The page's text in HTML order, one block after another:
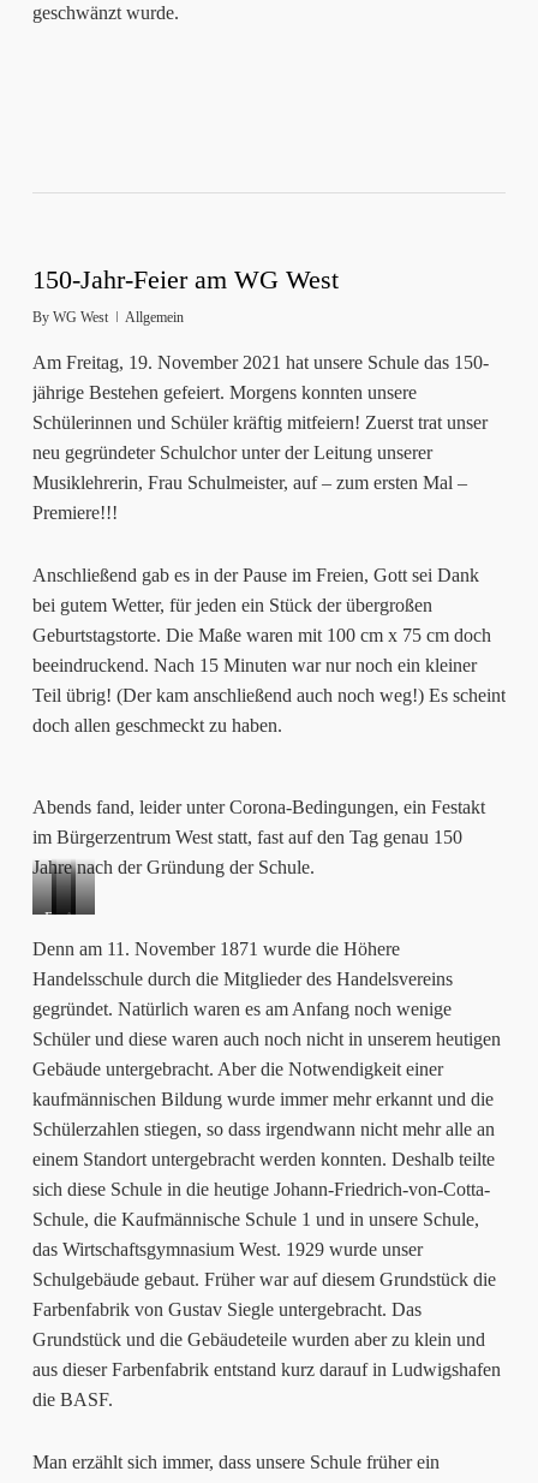
geschwänzt wurde.
150-Jahr-Feier am WG West
By WG West Allgemein
Am Freitag, 19. November 2021 hat unsere Schule das 150-
jährige Bestehen gefeiert. Morgens konnten unsere
Schülerinnen und Schüler kräftig mitfeiern! Zuerst trat unser
neu gegründeter Schulchor unter der Leitung unserer
Musiklehrerin, Frau Schulmeister, auf – zum ersten Mal –
Premiere!!!
Anschließend gab es in der Pause im Freien, Gott sei Dank
bei gutem Wetter, für jeden ein Stück der übergroßen
Geburtstagstorte. Die Maße waren mit 100 cm x 75 cm doch
beeindruckend. Nach 15 Minuten war nur noch ein kleiner
Teil übrig! (Der kam anschließend auch noch weg!) Es scheint
doch allen geschmeckt zu haben.
Abends fand, leider unter Corona-Bedingungen, ein Festakt
im Bürgerzentrum West statt, fast auf den Tag genau 150
Jahre nach der Gründung der Schule.
Das
Publikum,
mit
Maske
und
Abstand.
Auftritt:
Unser
Schulchor!
Frau
Aras
(Präsidentin
des
Landtags
Baden-
Württemberg)
von
links
nach
rechts:
Herr
Beringer
(Schulleiter
WG
West),
Frau
Aras
(Landtagspräsidentin
BW),
Peleikis
Denn am 11. November 1871 wurde die Höhere
Handelsschule durch die Mitglieder des Handelsvereins
gegründet. Natürlich waren es am Anfang noch wenige
Schüler und diese waren auch noch nicht in unserem heutigen
Gebäude untergebracht. Aber die Notwendigkeit einer
kaufmännischen Bildung wurde immer mehr erkannt und die
Schülerzahlen stiegen, so dass irgendwann nicht mehr alle an
einem Standort untergebracht werden konnten. Deshalb teilte
sich diese Schule in die heutige Johann-Friedrich-von-Cotta-
Schule, die Kaufmännische Schule 1 und in unsere Schule,
das Wirtschaftsgymnasium West. 1929 wurde unser
Schulgebäude gebaut. Früher war auf diesem Grundstück die
Farbenfabrik von Gustav Siegle untergebracht. Das
Grundstück und die Gebäudeteile wurden aber zu klein und
aus dieser Farbenfabrik entstand kurz darauf in Ludwigshafen
die BASF.
Man erzählt sich immer, dass unsere Schule früher ein